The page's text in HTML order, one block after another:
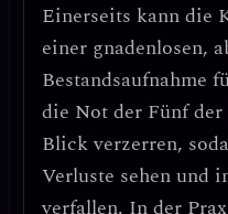
Einerseits kann die
einer gnadenlosen,
Bestandsaufnahme
die Not der Fünf
Blick verzerren,
Verluste sehen und
verfallen. In der